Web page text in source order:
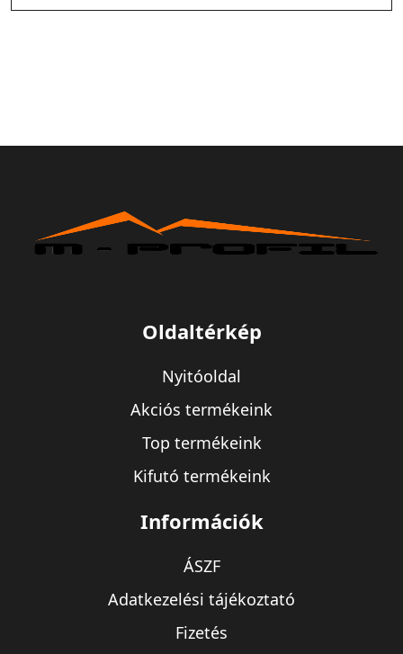
Oldaltérkép
Nyitóoldal
Akciós termékeink
Top termékeink
Kifutó termékeink
Információk
ÁSZF
Adatkezelési tájékoztató
Fizetés